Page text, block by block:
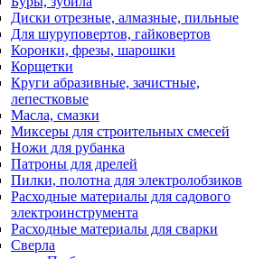
Диски отрезные, алмазные, пильные
Для шуруповертов, гайковертов
Коронки, фрезы, шарошки
Корщетки
Круги абразивные, зачистные,
лепестковые
Масла, смазки
Миксеры для строительных смесей
Ножи для рубанка
Патроны для дрелей
Пилки, полотна для электролобзиков
Расходные материалы для садового
электроинструмента
Расходные материалы для сварки
Сверла